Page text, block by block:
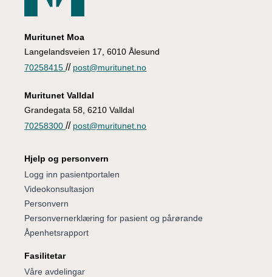
Muritunet Moa
Langelandsveien 17, 6010 Ålesund
70258415 // post@muritunet.no
Muritunet Valldal
Grandegata 58, 6210 Valldal
70258300 // post@muritunet.no
Hjelp og personvern
Logg inn pasientportalen
Videokonsultasjon
Personvern
Personvernerklæring for pasient og pårørande
Åpenhetsrapport
Fasilitetar
Våre avdelingar